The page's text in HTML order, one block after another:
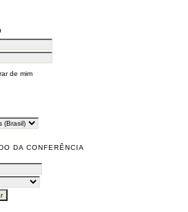
de mim
DA CONFERÊNCIA